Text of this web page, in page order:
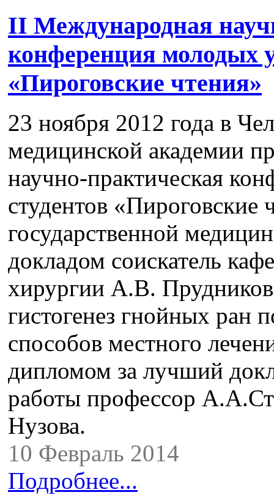
II Международная
конференция молодых
«Пироговские чтения»
23 ноября 2012 года в
медицинской академии
научно-практическая
студентов
государственной
докладом соискатель
хирургии А.В.
гистогенез гнойных ран
способов местного
дипломом за лучший
работы профессор
Нузова.
10 Февраль 2014
Подробнее...